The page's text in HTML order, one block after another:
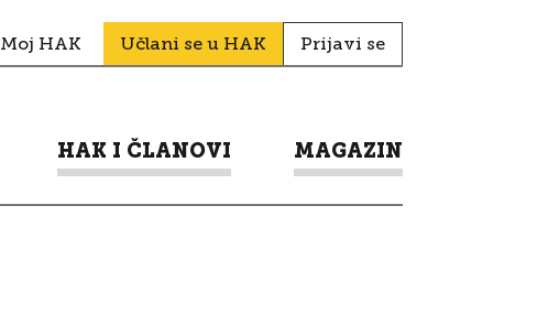
Moj HAK Učlani se u HAK Prijavi se
HAK I ČLANOVI MAGAZIN